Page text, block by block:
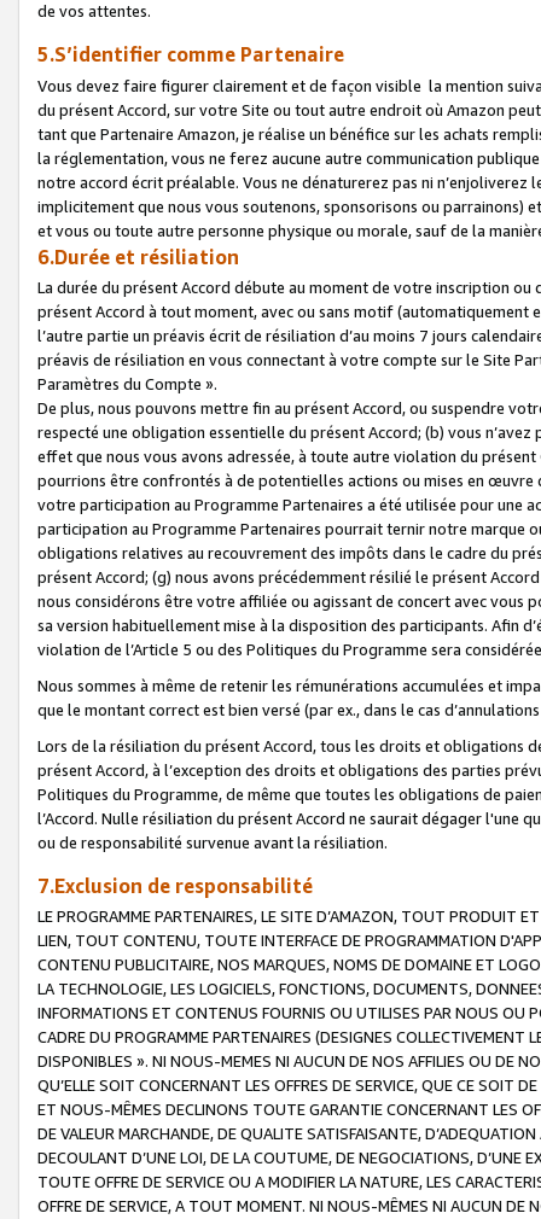
de vos attentes.
5.S’identifier comme Partenaire
Vous devez faire figurer clairement et de façon visible la mention
du présent Accord, sur votre Site ou tout autre endroit où Amazon
tant que Partenaire Amazon, je réalise un bénéfice sur les achats
la réglementation, vous ne ferez aucune autre communication
notre accord écrit préalable. Vous ne dénaturerez pas ni
implicitement que nous vous soutenons, sponsorisons ou parrainons)
et vous ou toute autre personne physique ou morale, sauf de la
6.Durée et résiliation
La durée du présent Accord débute au moment de votre inscription
présent Accord à tout moment, avec ou sans motif (automatiquement
l’autre partie un préavis écrit de résiliation d’au moins 7 jours
préavis de résiliation en vous connectant à votre compte sur le Site
Paramètres du Compte ».
De plus, nous pouvons mettre fin au présent Accord, ou suspendre
respecté une obligation essentielle du présent Accord; (b) vous
effet que nous vous avons adressée, à toute autre violation du
pourrions être confrontés à de potentielles actions ou mises en
votre participation au Programme Partenaires a été utilisée pour une
participation au Programme Partenaires pourrait ternir notre marque
obligations relatives au recouvrement des impôts dans le cadre du
présent Accord; (g) nous avons précédemment résilié le présent
nous considérons être votre affiliée ou agissant de concert avec vous
sa version habituellement mise à la disposition des participants. Afin
violation de l’Article 5 ou des Politiques du Programme sera
Nous sommes à même de retenir les rémunérations accumulées et
que le montant correct est bien versé (par ex., dans le cas
Lors de la résiliation du présent Accord, tous les droits et obligations
présent Accord, à l’exception des droits et obligations des parties
Politiques du Programme, de même que toutes les obligations de
l’Accord. Nulle résiliation du présent Accord ne saurait dégager l'une
ou de responsabilité survenue avant la résiliation.
7.Exclusion de responsabilité
LE PROGRAMME PARTENAIRES, LE SITE D’AMAZON, TOUT PRODUIT
LIEN, TOUT CONTENU, TOUTE INTERFACE DE PROGRAMMATION
CONTENU PUBLICITAIRE, NOS MARQUES, NOMS DE DOMAINE ET
LA TECHNOLOGIE, LES LOGICIELS, FONCTIONS, DOCUMENTS,
INFORMATIONS ET CONTENUS FOURNIS OU UTILISES PAR NOUS OU
CADRE DU PROGRAMME PARTENAIRES (DESIGNES COLLECTIVEMENT
DISPONIBLES ». NI NOUS-MEMES NI AUCUN DE NOS AFFILIES OU DE
QU’ELLE SOIT CONCERNANT LES OFFRES DE SERVICE, QUE CE SOIT
ET NOUS-MÊMES DECLINONS TOUTE GARANTIE CONCERNANT LES
DE VALEUR MARCHANDE, DE QUALITE SATISFAISANTE,
DECOULANT D’UNE LOI, DE LA COUTUME, DE NEGOCIATIONS, D’UNE
TOUTE OFFRE DE SERVICE OU A MODIFIER LA NATURE, LES
OFFRE DE SERVICE, A TOUT MOMENT. NI NOUS-MÊMES NI AUCUN DE